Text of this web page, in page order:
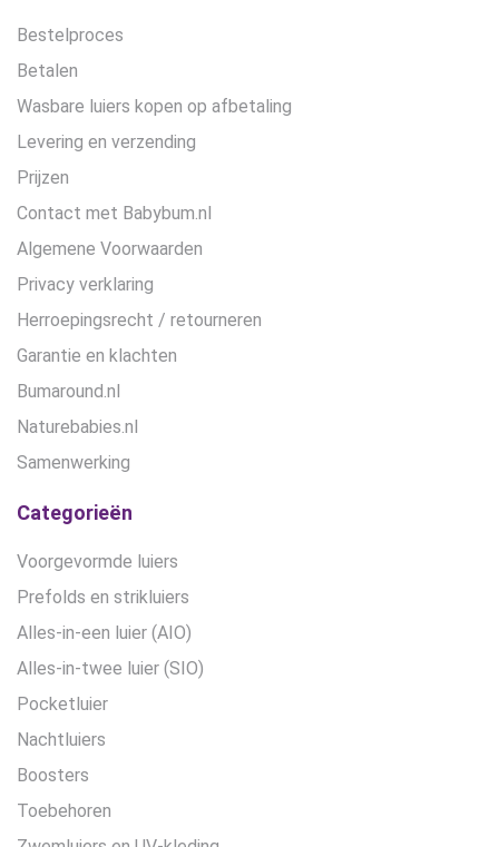
Bestelproces
Betalen
Wasbare luiers kopen op afbetaling
Levering en verzending
Prijzen
Contact met Babybum.nl
Algemene Voorwaarden
Privacy verklaring
Herroepingsrecht / retourneren
Garantie en klachten
Bumaround.nl
Naturebabies.nl
Samenwerking
Categorieën
Voorgevormde luiers
Prefolds en strikluiers
Alles-in-een luier (AIO)
Alles-in-twee luier (SIO)
Pocketluier
Nachtluiers
Boosters
Toebehoren